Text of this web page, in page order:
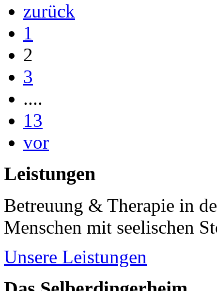
zurück
1
2
3
....
13
vor
Leistungen
Betreuung & Therapie in
Menschen mit seelischen
Unsere Leistungen